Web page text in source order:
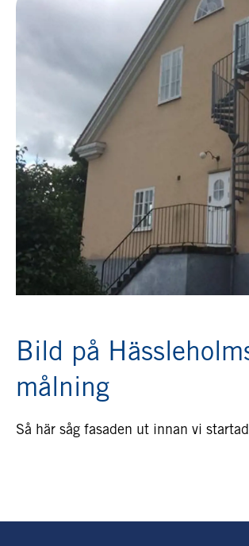
Bild på
målning
Så här såg fasaden ut innan vi